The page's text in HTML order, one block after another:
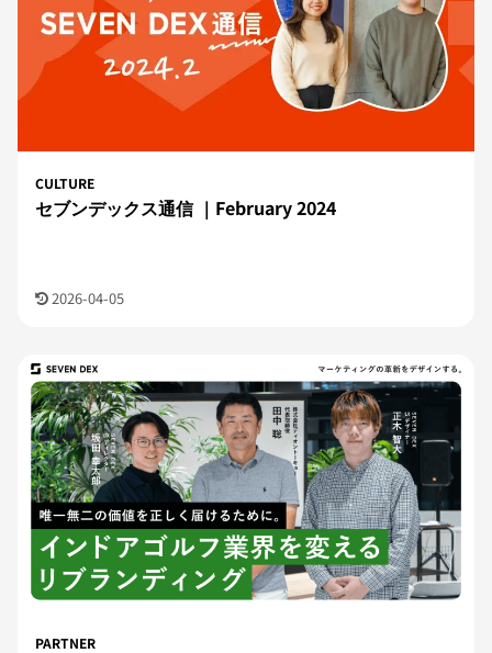
CULTURE
セブンデックス通信 ｜February 2024
2026-04-05
PARTNER